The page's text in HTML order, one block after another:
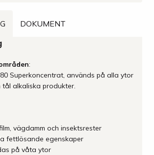
DOKUMENT
:
Superkoncentrat, används på alla ytor
alkaliska produkter.
vägdamm och insektsrester
fettlösande egenskaper
på våta ytor